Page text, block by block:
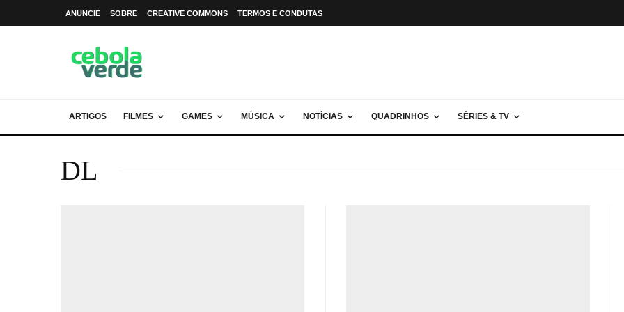
ANUNCIE SOBRE CREATIVE COMMONS TERMOS E CONDUTAS
ARTIGOS FILMES GAMES MÚSICA NOTÍCIAS QUADRINHOS SÉRIES & TV
DL